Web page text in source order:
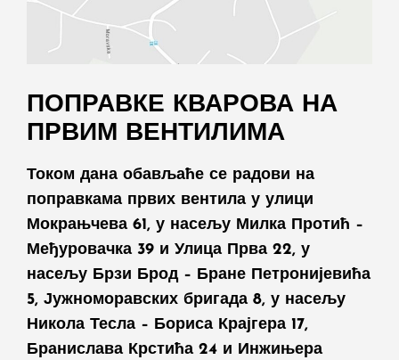
ПОПРАВКЕ КВАРОВА НА
ПРВИМ ВЕНТИЛИМА
Током дана обављаће се радови на
поправкама првих вентила у улици
Мокрањчева 61, у насељу Милка Протић –
Међуровачка 39 и Улица Прва 22, у
насељу Брзи Брод – Бране Петронијевића
5, Јужноморавских бригада 8, у насељу
Никола Тесла – Бориса Крајгера 17,
Бранислава Крстића 24 и Инжињера